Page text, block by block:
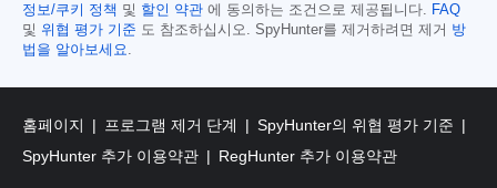
정보/쿠키 정책 및 할인 약관 에 동의하는 조건으로 제공됩니다. FAQ
및 위협 평가 기준 도 참조하십시오. SpyHunter를 제거하려면 제거 방
법을 알아보세요.
홈페이지 프로그램 제거 단계
SpyHunter의 위협 평가 기준
SpyHunter 추가 이용약관
RegHunter 추가 이용약관